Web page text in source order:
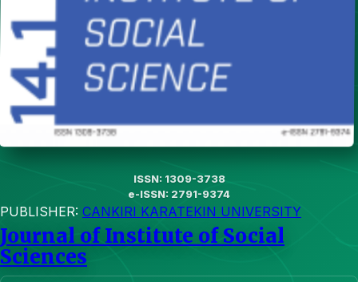
ISSN: 1309-3738
e-ISSN: 2791-9374
PUBLISHER: CANKIRI KARATEKIN UNIVERSITY
Journal of Institute of Social
Sciences